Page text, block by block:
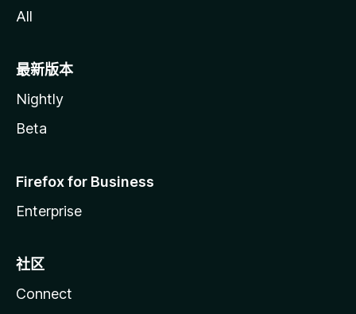
All
最新版本
Nightly
Beta
Firefox for Business
Enterprise
社区
Connect